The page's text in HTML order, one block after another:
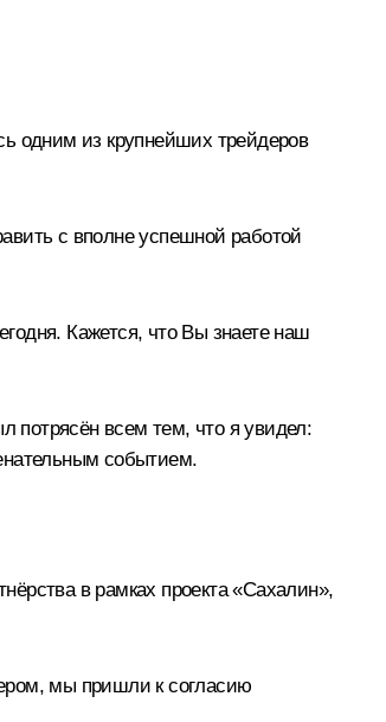
одним из крупнейших трейдеров
с вполне успешной работой
Кажется, что Вы знаете наш
потрясён всем тем, что я увидел:
событием.
в рамках проекта «Сахалин»,
мы пришли к согласию